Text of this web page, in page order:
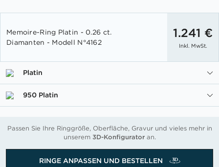
der
Bildgalerie
Memoire-Ring Platin - 0.26 ct.
Diamanten - Modell N°4162
1.241 €
Inkl. MwSt.
Platin
950 Platin
Passen Sie Ihre Ringgröße, Oberfläche, Gravur und vieles mehr in
unserem 3D-Konfiguratoran.
RINGE ANPASSEN UND BESTELLEN